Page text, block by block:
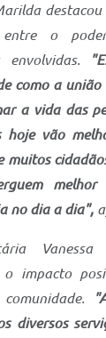
entre o
envolvidas.
como a união
a vida das
hoje vão
muitos
no dia a dia",
Vanessa
o impacto
diversos